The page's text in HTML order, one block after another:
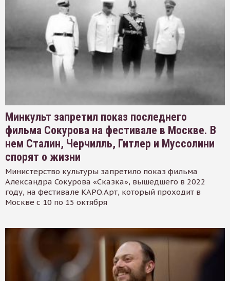
Минкульт запретил показ последнего
фильма Сокурова на фестивале в Москве. В
нем Сталин, Черчилль, Гитлер и Муссолини
спорят о жизни
Министерство культуры запретило показ фильма
Александра Сокурова «Сказка», вышедшего в 2022
году, на фестивале КАРО.Арт, который проходит в
Москве с 10 по 15 октября